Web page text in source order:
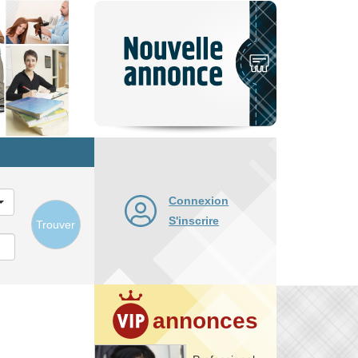
Trouver
Connexion
S'inscrire
annonces